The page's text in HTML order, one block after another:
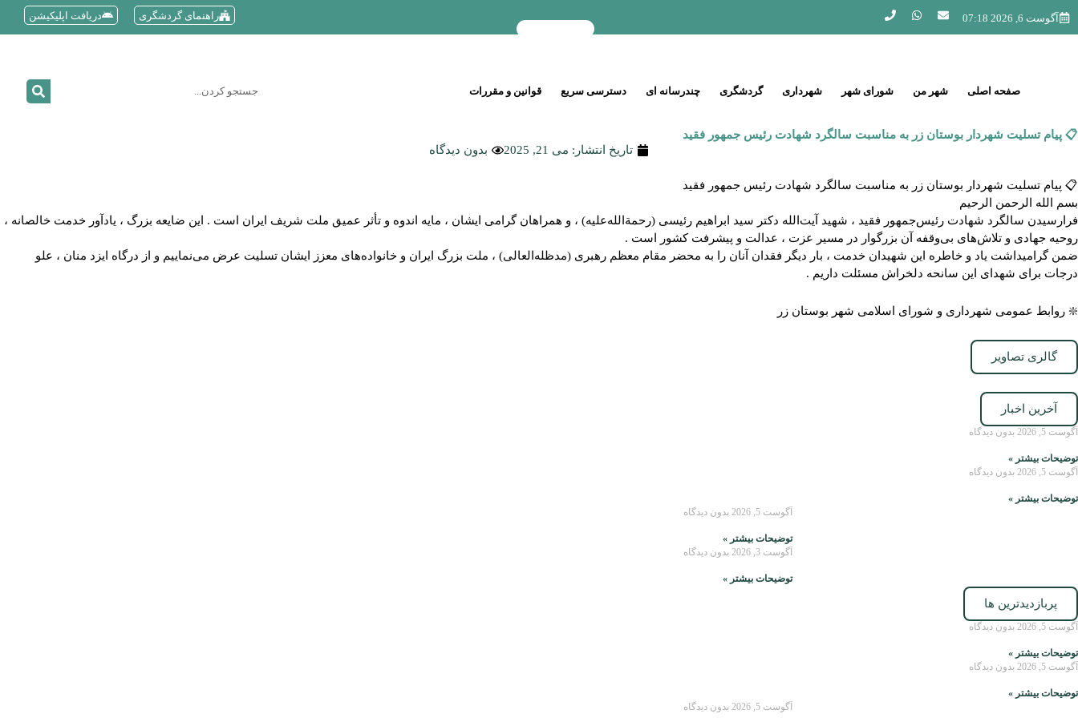
آگوست 6, 2026 07:18 راهنمای گردشگری دریافت اپلیکیشن
صفحه اصلی شهر من شورای شهر شهرداری گردشگری چندرسانه ای دسترسی سریع قوانین و مقررات
📋 پیام تسلیت شهردار بوستان زر به مناسبت سالگرد شهادت رئیس جمهور فقید
تاریخ انتشار: می 21, 2025 بدون دیدگاه
📋 پیام تسلیت شهردار بوستان زر به مناسبت سالگرد شهادت رئیس جمهور فقید
بسم الله الرحمن الرحیم
فرارسیدن سالگرد شهادت رئیس‌جمهور فقید ، شهید آیت‌الله دکتر سید ابراهیم رئیسی (رحمة‌الله‌علیه) ، و همراهان گرامی ایشان ، مایه اندوه و تأثر عمیق ملت شریف ایران است . این ضایعه بزرگ ، یادآور خدمت خالصانه ،
روحیه جهادی و تلاش‌های بی‌وقفه آن بزرگوار در مسیر عزت ، عدالت و پیشرفت کشور است .
ضمن گرامیداشت یاد و خاطره این شهیدان خدمت ، بار دیگر فقدان آنان را به محضر مقام معظم رهبری (مدظله‌العالی) ، ملت بزرگ ایران و خانواده‌های معزز ایشان تسلیت عرض می‌نماییم و از درگاه ایزد منان ، علو
درجات برای شهدای این سانحه دلخراش مسئلت داریم .
❇️ روابط عمومی شهرداری و شورای اسلامی شهر بوستان زر
گالری تصاویر
آخرین اخبار
آگوست 5, 2026 بدون دیدگاه
توضیحات بیشتر »
آگوست 5, 2026
بدون دیدگاه
توضیحات بیشتر »
آگوست 5, 2026
بدون دیدگاه
توضیحات بیشتر »
آگوست 3, 2026
بدون دیدگاه
توضیحات بیشتر »
پربازدیدترین ها
آگوست 5, 2026 بدون دیدگاه
توضیحات بیشتر »
آگوست 5, 2026
بدون دیدگاه
توضیحات بیشتر »
آگوست 5, 2026
بدون دیدگاه